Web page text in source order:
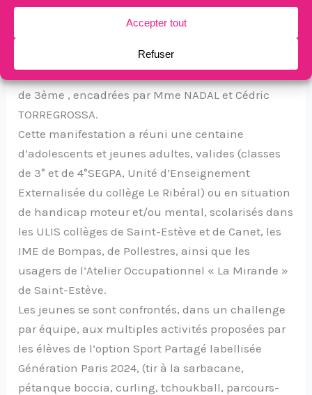
Julian ont durant toute l’année scolaire participé
de 3ème , encadrées par Mme NADAL et Cédric
TORREGROSSA.
Cette manifestation a réuni une centaine
d’adolescents et jeunes adultes, valides (classes
de 3° et de 4°SEGPA, Unité d’Enseignement
Externalisée du collège Le Ribéral) ou en situation
de handicap moteur et/ou mental, scolarisés dans
les ULIS collèges de Saint-Estève et de Canet, les
IME de Bompas, de Pollestres, ainsi que les
usagers de l’Atelier Occupationnel « La Mirande »
de Saint-Estève.
Les jeunes se sont confrontés, dans un challenge
par équipe, aux multiples activités proposées par
les élèves de l’option Sport Partagé labellisée
Génération Paris 2024, (tir à la sarbacane,
pétanque boccia, curling, tchoukball, parcours-